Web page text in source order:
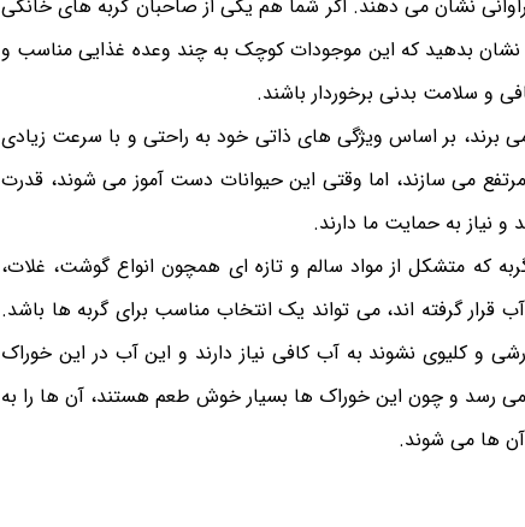
نشان می دهند. اگر شما هم یکی از صاحبان گربه های خانگی
نشان بدهید که این موجودات کوچک به چند وعده غذایی مناسب و
و سلامت بدنی برخوردار باشند.
بر اساس ویژگی های ذاتی خود به راحتی و با سرعت زیادی
می سازند، اما وقتی این حیوانات دست آموز می شوند، قدرت
نیاز به حمایت ما دارند.
که متشکل از مواد سالم و تازه ای همچون انواع گوشت، غلات،
گرفته اند، می تواند یک انتخاب مناسب برای گربه ها باشد.
و کلیوی نشوند به آب کافی نیاز دارند و این آب در این خوراک
رسد و چون این خوراک ها بسیار خوش طعم هستند، آن ها را به
ها می شوند.